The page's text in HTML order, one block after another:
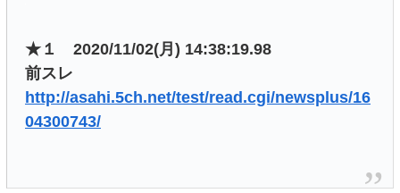
★１ 2020/11/02(月) 14:38:19.98
前スレ
http://asahi.5ch.net/test/read.cgi/newsplus/16
04300743/